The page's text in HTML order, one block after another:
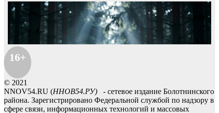
16+
© 2021
NNOV54.RU (ННОВ54.РУ) - сетевое издание Болотнинского
района. Зарегистрировано Федеральной службой по надзору в
сфере связи, информационных технологий и массовых